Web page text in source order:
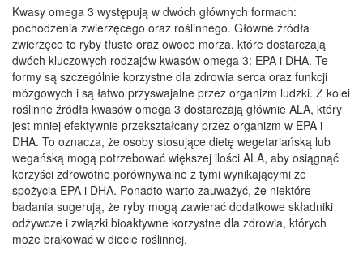
Kwasy omega 3 występują w dwóch głównych formach:
pochodzenia zwierzęcego oraz roślinnego. Główne źródła
zwierzęce to ryby tłuste oraz owoce morza, które dostarczają
dwóch kluczowych rodzajów kwasów omega 3: EPA i DHA. Te
formy są szczególnie korzystne dla zdrowia serca oraz funkcji
mózgowych i są łatwo przyswajalne przez organizm ludzki. Z kolei
roślinne źródła kwasów omega 3 dostarczają głównie ALA, który
jest mniej efektywnie przekształcany przez organizm w EPA i
DHA. To oznacza, że osoby stosujące dietę wegetariańską lub
wegańską mogą potrzebować większej ilości ALA, aby osiągnąć
korzyści zdrowotne porównywalne z tymi wynikającymi ze
spożycia EPA i DHA. Ponadto warto zauważyć, że niektóre
badania sugerują, że ryby mogą zawierać dodatkowe składniki
odżywcze i związki bioaktywne korzystne dla zdrowia, których
może brakować w diecie roślinnej.